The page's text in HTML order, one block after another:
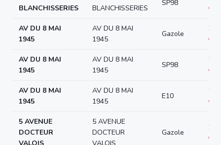
BLANCHISSERIES
BLANCHISSERIES
SP98
€/L
AV DU 8 MAI
1945
AV DU 8 MAI
1945
Gazole
€/L
AV DU 8 MAI
1945
AV DU 8 MAI
1945
SP98
€/L
AV DU 8 MAI
1945
AV DU 8 MAI
1945
E10
€/L
5 AVENUE
DOCTEUR
5 AVENUE
DOCTEUR
Gazole
€/L